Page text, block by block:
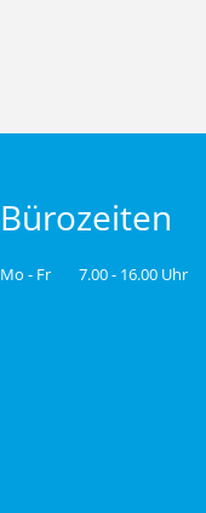
Bürozeiten
Mo - Fr 7.00 - 16.00 Uhr